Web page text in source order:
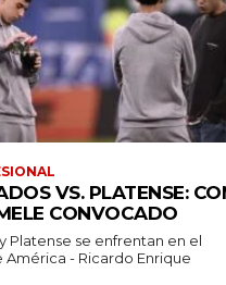
VS. PLATENSE:
CONVOCADO
Platense se enfrentan en el
- Ricardo Enrique